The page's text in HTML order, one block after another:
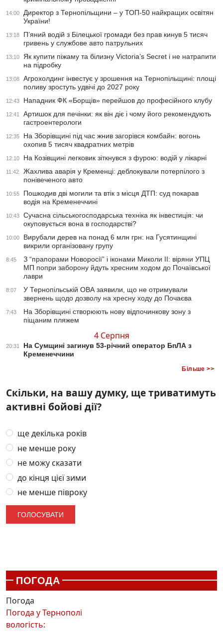
14:00
Директор з Тернопільщини – у ТОП-50 найкращих освітян
України!
13:18
П’яний водій з Білецької громади без прав кинув 5 тисяч
гривень у службове авто патрульних
13:10
Як купити піжаму та білизну Victoria’s Secret і не натрапити
на підробку
13:08
Агрохолдинг інвестує у зрошення на Тернопільщині: площі
поливу зростуть удвічі до 2027 року
12:43 Нападник ФК «Борщів» перейшов до професійного клубу
12:41
Артишок для печінки: як він діє і чому його рекомендують
гастроентерологи
12:35
На Зборівщині під час жнив загорівся комбайн: вогонь
охопив 5 тисяч квадратних метрів
12:10 На Козівщині легковик зіткнувся з фурою: водій у лікарні
11:42
Жахлива аварія у Кременці: деблокували потерпілого з
понівеченого авто
10:55
Пошкодив дві могили та втік з місця ДТП: суд покарав
водія на Кременеччині
10:43
Сучасна сільськогосподарська техніка як інвестиція: чи
окуповується вона в господарстві?
10:00
Вирубали дерев на понад 6 млн грн: на Гусятинщині
викрили організовану групу
8:45
З “прапорами Новоросії” і іконами Миколи ІІ: віряни УПЦ
МП попри заборону йдуть хресним ходом до Почаївської
лаври
8:07
У Тернопільській ОВА заявили, що не отримували
звернень щодо дозволу на хресну ходу до Почаєва
7:43
На Зборівщині створюють нову відпочинкову зону з
піщаним пляжем
4 Серпня
20:31
На Сумщині загинув 53-річний оператор БпЛА з
Кременеччини
Більше >>
Скільки, на вашу думку, ще триватимуть
активні бойові дії?
ще декілька років
не менше року
не можу сказати
до кінця цієї зими
не менше півроку
ПОГОДА
Погода
Погода уТернополі
вологість: